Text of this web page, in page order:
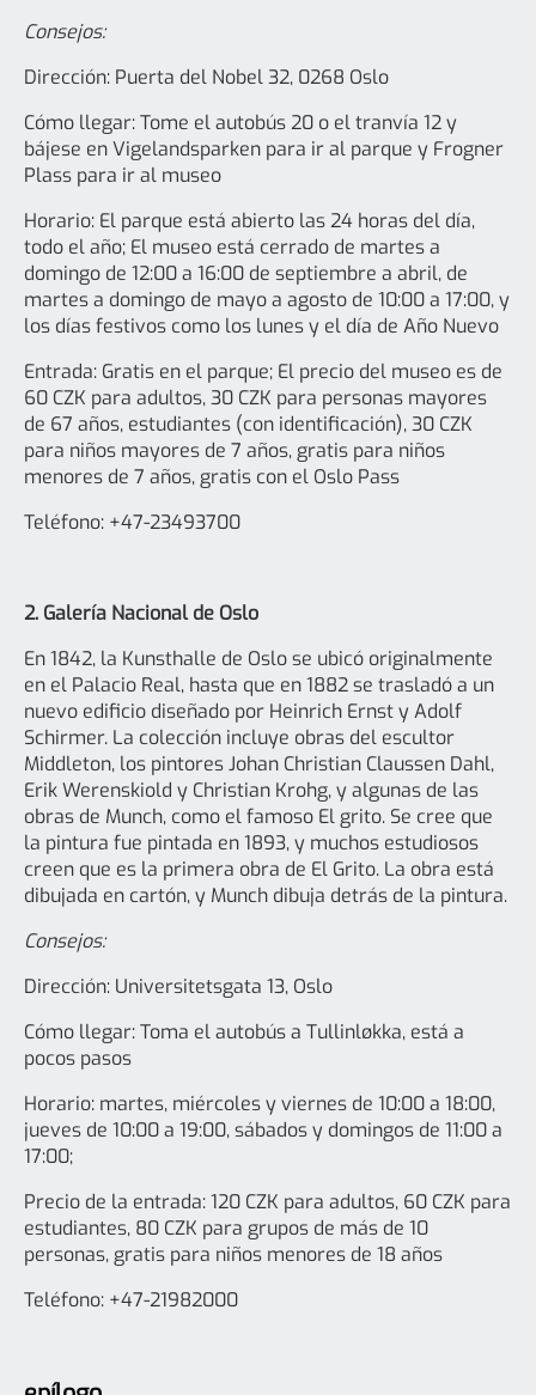
Consejos:
Dirección: Puerta del Nobel 32, 0268 Oslo
Cómo llegar: Tome el autobús 20 o el tranvía 12 y
bájese en Vigelandsparken para ir al parque y Frogner
Plass para ir al museo
Horario: El parque está abierto las 24 horas del día,
todo el año; El museo está cerrado de martes a
domingo de 12:00 a 16:00 de septiembre a abril, de
martes a domingo de mayo a agosto de 10:00 a 17:00, y
los días festivos como los lunes y el día de Año Nuevo
Entrada: Gratis en el parque; El precio del museo es de
60 CZK para adultos, 30 CZK para personas mayores
de 67 años, estudiantes (con identificación), 30 CZK
para niños mayores de 7 años, gratis para niños
menores de 7 años, gratis con el Oslo Pass
Teléfono: +47-23493700
2. Galería Nacional de Oslo
En 1842, la Kunsthalle de Oslo se ubicó originalmente
en el Palacio Real, hasta que en 1882 se trasladó a un
nuevo edificio diseñado por Heinrich Ernst y Adolf
Schirmer. La colección incluye obras del escultor
Middleton, los pintores Johan Christian Claussen Dahl,
Erik Werenskiold y Christian Krohg, y algunas de las
obras de Munch, como el famoso El grito. Se cree que
la pintura fue pintada en 1893, y muchos estudiosos
creen que es la primera obra de El Grito. La obra está
dibujada en cartón, y Munch dibuja detrás de la pintura.
Consejos:
Dirección: Universitetsgata 13, Oslo
Cómo llegar: Toma el autobús a Tullinløkka, está a
pocos pasos
Horario: martes, miércoles y viernes de 10:00 a 18:00,
jueves de 10:00 a 19:00, sábados y domingos de 11:00 a
17:00;
Precio de la entrada: 120 CZK para adultos, 60 CZK para
estudiantes, 80 CZK para grupos de más de 10
personas, gratis para niños menores de 18 años
Teléfono: +47-21982000